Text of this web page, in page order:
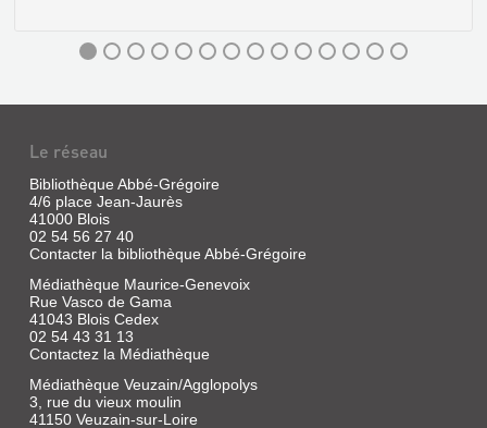
EDICT
DU
ROY
SUR
LA
PACIFICATION
DES
TROUBLES
Le réseau
Bibliothèque Abbé-Grégoire
4/6 place Jean-Jaurès
41000 Blois
02 54 56 27 40
Contacter la bibliothèque Abbé-Grégoire
Médiathèque Maurice-Genevoix
Rue Vasco de Gama
41043 Blois Cedex
02 54 43 31 13
Contactez la Médiathèque
Médiathèque Veuzain/Agglopolys
3, rue du vieux moulin
41150 Veuzain-sur-Loire